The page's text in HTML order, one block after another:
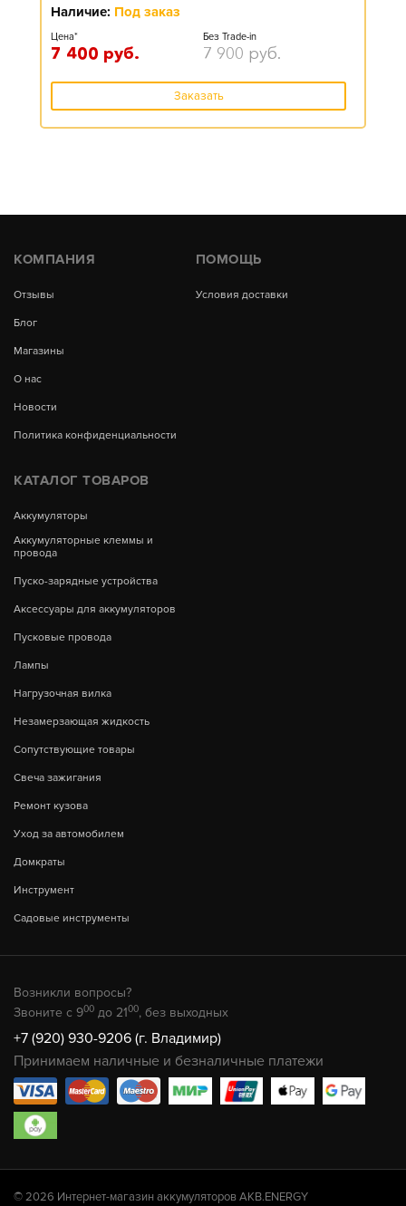
Наличие: Под заказ
Цена*
7 400 руб.
Без Trade-in
7 900 руб.
Заказать
КОМПАНИЯ
Отзывы
Блог
Магазины
О нас
Новости
Политика конфиденциальности
ПОМОЩЬ
Условия доставки
КАТАЛОГ ТОВАРОВ
Аккумуляторы
Аккумуляторные клеммы и
провода
Пуско-зарядные устройства
Аксессуары для аккумуляторов
Пусковые провода
Лампы
Нагрузочная вилка
Незамерзающая жидкость
Сопутствующие товары
Свеча зажигания
Ремонт кузова
Уход за автомобилем
Домкраты
Инструмент
Садовые инструменты
Возникли вопросы?
Звоните с 900 до 2100, без выходных
+7 (920) 930-9206 (г. Владимир)
Принимаем наличные и безналичные платежи
© 2026 Интернет-магазин аккумуляторов AKB.ENERGY